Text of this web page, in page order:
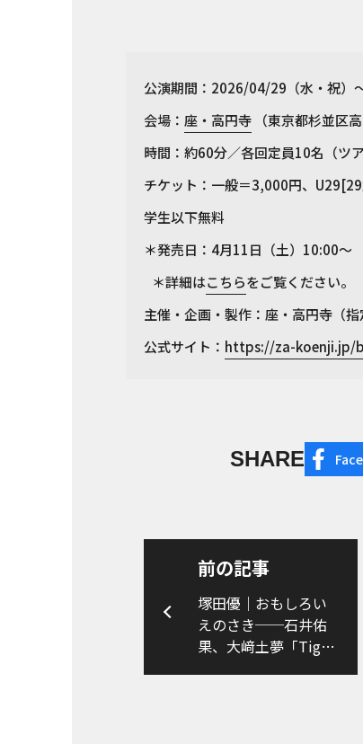
公演期間：2026/04/29（水・祝）
会場： 座・高円寺 （東京都杉並区
時間：約60分／各回定員10名（ツ
チケット：一般＝3,000円、
学生以下無料
＊発売日：4月11日（土）10:00〜
＊詳細はこちらをご覧ください。
主催・企画・製作：座・高円寺（指
公式サイト： https://za-koenji.jp/
SHARE
前の記事
塚田優｜おもしろい
えのさき──石井佑
果、大﨑土夢「Tiger